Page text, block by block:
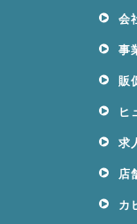
会
事
販
ヒ
求
店
カ